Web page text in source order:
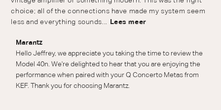
choice; all of the connections have made my system seem
less and everything sounds... Lees meer
Reactie van winkeleigenaar op beoordeling van Marantz
over Wed Jul 01 2026
Marantz
Hello Jeffrey, we appreciate you taking the time to review the
Model 40n. We're delighted to hear that you are enjoying the
performance when paired with your Q Concerto Metas from
KEF. Thank you for choosing Marantz.